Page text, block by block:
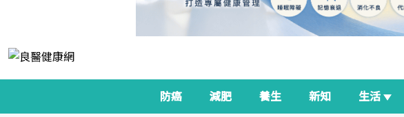
防癌 減肥 養生 新知 生活